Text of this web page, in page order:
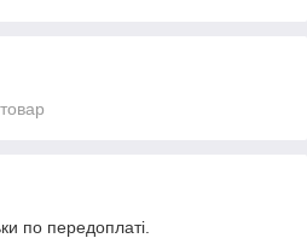
по передоплаті.